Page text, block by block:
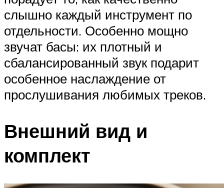
слышно каждый инструмент по
отдельности. Особенно мощно
звучат басы: их плотный и
сбалансированный звук подарит
особенное наслаждение от
прослушивания любимых треков.
Внешний вид и
комплект